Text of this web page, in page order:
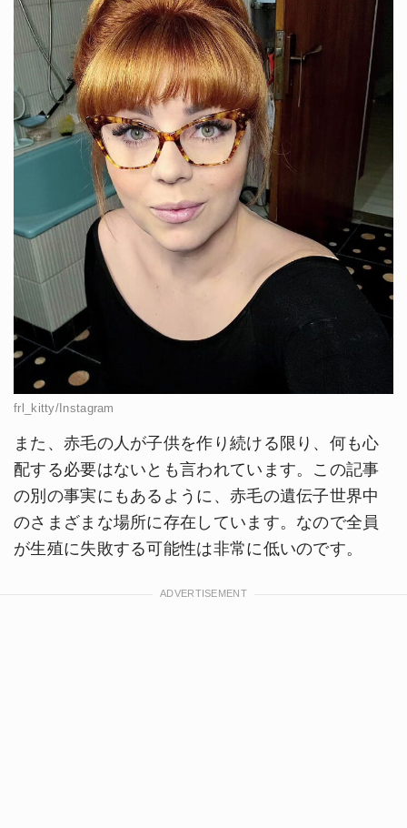
frl_kitty/Instagram
また、赤毛の人が子供を作り続ける限り、何も心
配する必要はないとも言われています。この記事
の別の事実にもあるように、赤毛の遺伝子世界中
のさまざまな場所に存在しています。なので全員
が生殖に失敗する可能性は非常に低いのです。